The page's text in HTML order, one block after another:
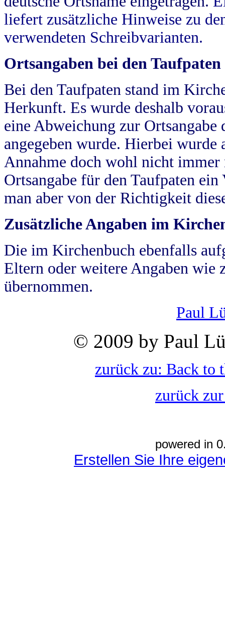
liefert zusätzliche Hinweise zu
verwendeten Schreibvarianten.
Ortsangaben bei den Taufpaten
Bei den Taufpaten stand im
Herkunft. Es wurde deshalb
eine Abweichung zur
angegeben wurde. Hierbei wurde
Annahme doch wohl nicht
Ortsangabe für den Taufpaten
man aber von der Richtigkeit
Zusätzliche Angaben im
Die im Kirchenbuch ebenfalls
Eltern oder weitere Angaben wie
übernommen.
Paul
© 2009 by Paul
zurück zu: Back to
zurück
powered in
Erstellen Sie Ihre